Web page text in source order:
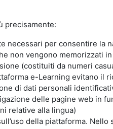
precisamente:
per consentire la
non vengono memorizzati
(costituiti da numeri
e-Learning evitano
di dati personali
delle pagine web in
relative alla lingua)
della piattaforma.